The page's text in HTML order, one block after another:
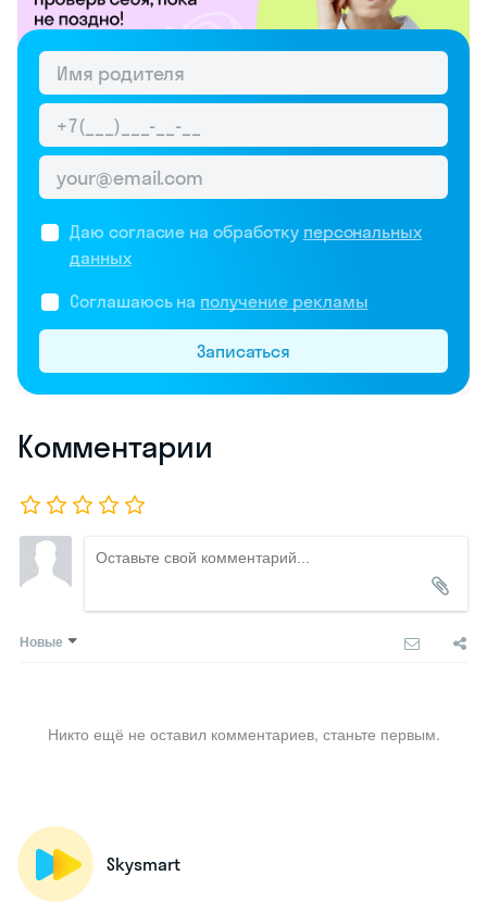
Даю согласие на обработку персональных
данных
Соглашаюсь на получение рекламы
Записаться
Комментарии
Новые
Никто ещё не оставил комментариев, станьте первым.
Skysmart